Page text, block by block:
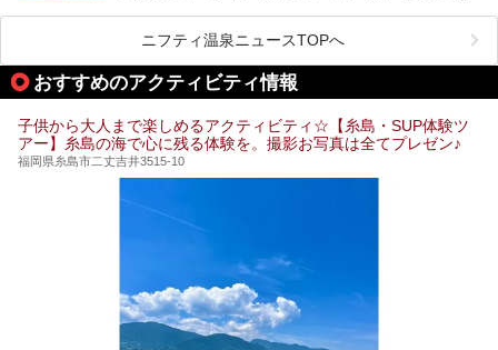
ペース、ロウリュウなど、心ゆくまで楽しむためのサービス
が充実した施設も多くみられます。
今回はそんなサウナにこだわった、福岡県内のオススメ温
泉・銭湯・スパを10件紹介したいと思います！
ニフティ温泉ニュースTOPへ
おすすめのアクティビティ情報
子供から大人まで楽しめるアクティビティ☆【糸島・SUP体験ツ
アー】糸島の海で心に残る体験を。撮影お写真は全てプレゼン♪
福岡県糸島市二丈吉井3515-10